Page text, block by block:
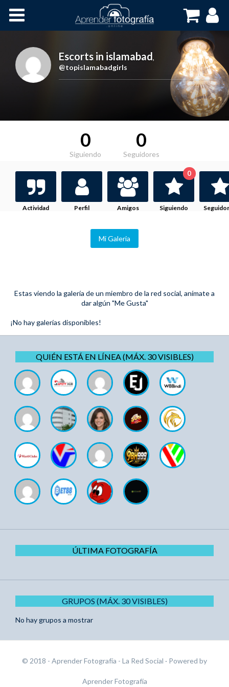
Cursos OnLine
Escorts in islamabad,
@topislamabadgirls
0
Siguiendo
0
Seguidores
Actividad Perfil Amigos Siguiendo
0
Mi Galeria
Estas viendo la galería de un miembro de la red social, anímate a
dar algún "Me Gusta"
¡No hay galerías disponibles!
QUIÉN ESTÁ EN LÍNEA (MÁX. 30 VISIBLES)
ÚLTIMA FOTOGRAFÍA
GRUPOS (MÁX. 30 VISIBLES)
No hay grupos a mostrar
© 2018 - Aprender Fotografía - La Red Social · Powered by
Aprender Fotografía